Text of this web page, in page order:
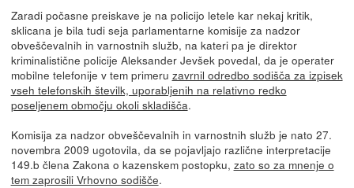
Zaradi počasne preiskave je na policijo letele kar nekaj kritik,
sklicana je bila tudi seja parlamentarne komisije za nadzor
obveščevalnih in varnostnih služb, na kateri pa je direktor
kriminalistične policije Aleksander Jevšek povedal, da je operater
mobilne telefonije v tem primeru zavrnil odredbo sodišča za izpisek
vseh telefonskih številk, uporabljenih na relativno redko
poseljenem območju okoli skladišča.
Komisija za nadzor obveščevalnih in varnostnih služb je nato 27.
novembra 2009 ugotovila, da se pojavljajo različne interpretacije
149.b člena Zakona o kazenskem postopku, zato so za mnenje o
tem zaprosili Vrhovno sodišče.